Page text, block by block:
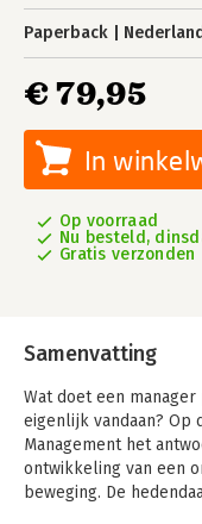
Paperback
€ 79,95
In
Op voorraad
Nu besteld,
Gratis verzonden
Samenvatting
Wat doet een
eigenlijk vandaan? Op
Management het
ontwikkeling van een
beweging. De